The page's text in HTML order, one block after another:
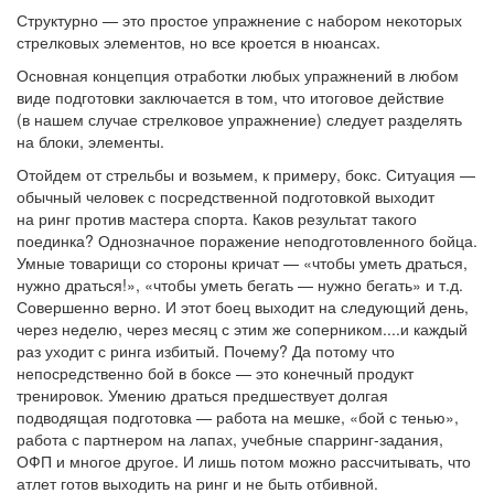
Структурно — это простое упражнение с набором некоторых
стрелковых элементов, но все кроется в нюансах.
Основная концепция отработки любых упражнений в любом
виде подготовки заключается в том, что итоговое действие
(в нашем случае стрелковое упражнение) следует разделять
на блоки, элементы.
Отойдем от стрельбы и возьмем, к примеру, бокс. Ситуация —
обычный человек с посредственной подготовкой выходит
на ринг против мастера спорта. Каков результат такого
поединка? Однозначное поражение неподготовленного бойца.
Умные товарищи со стороны кричат — «чтобы уметь драться,
нужно драться!», «чтобы уметь бегать — нужно бегать» и т.д.
Совершенно верно. И этот боец выходит на следующий день,
через неделю, через месяц с этим же соперником....и каждый
раз уходит с ринга избитый. Почему? Да потому что
непосредственно бой в боксе — это конечный продукт
тренировок. Умению драться предшествует долгая
подводящая подготовка — работа на мешке, «бой с тенью»,
работа с партнером на лапах, учебные спарринг-задания,
ОФП и многое другое. И лишь потом можно рассчитывать, что
атлет готов выходить на ринг и не быть отбивной.